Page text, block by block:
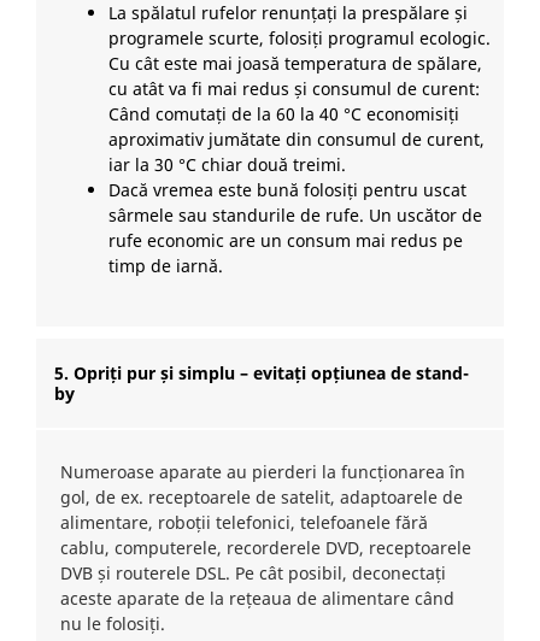
La spălatul rufelor renunțați la prespălare și
programele scurte, folosiți programul ecologic.
Cu cât este mai joasă temperatura de spălare,
cu atât va fi mai redus și consumul de curent:
Când comutați de la 60 la 40 °C economisiți
aproximativ jumătate din consumul de curent,
iar la 30 °C chiar două treimi.
Dacă vremea este bună folosiți pentru uscat
sârmele sau standurile de rufe. Un uscător de
rufe economic are un consum mai redus pe
timp de iarnă.
5. Opriți pur și simplu – evitați opțiunea de stand-
by
Numeroase aparate au pierderi la funcționarea în
gol, de ex. receptoarele de satelit, adaptoarele de
alimentare, roboții telefonici, telefoanele fără
cablu, computerele, recorderele DVD, receptoarele
DVB și routerele DSL. Pe cât posibil, deconectați
aceste aparate de la rețeaua de alimentare când
nu le folosiți.